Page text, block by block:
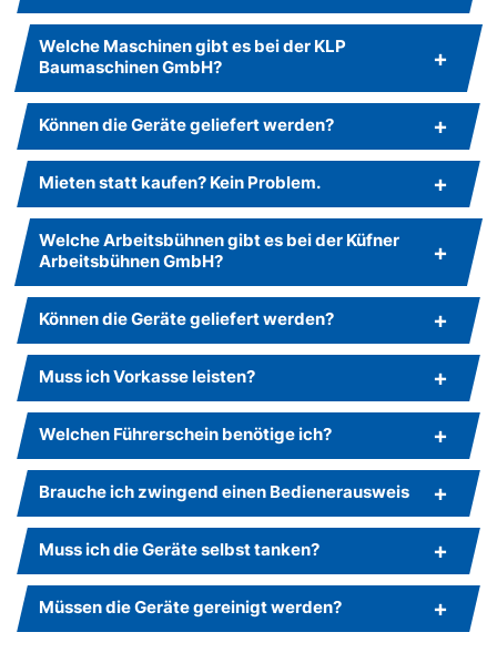
Welche Maschinen gibt es bei der KLP
Baumaschinen GmbH?
Können die Geräte geliefert werden?
Mieten statt kaufen? Kein Problem.
Welche Arbeitsbühnen gibt es bei der Küfner
Arbeitsbühnen GmbH?
Können die Geräte geliefert werden?
Muss ich Vorkasse leisten?
Welchen Führerschein benötige ich?
Brauche ich zwingend einen Bedienerausweis
Muss ich die Geräte selbst tanken?
Müssen die Geräte gereinigt werden?